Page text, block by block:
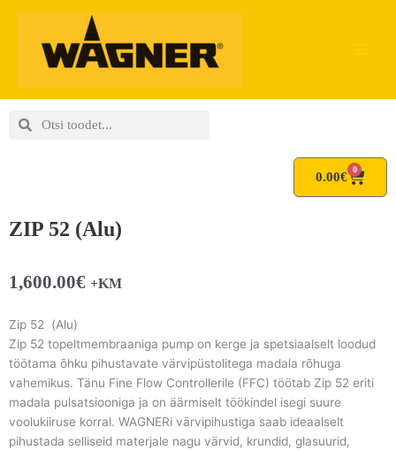
content
SearchSearch
0.00€
0
Cart
ZIP 52 (Alu)
1,600.00€ +KM
Zip 52 (Alu)
Zip 52 topeltmembraaniga pump on kerge ja spetsiaalselt loodud
töötama õhku pihustavate värvipüstolitega madala rõhuga
vahemikus. Tänu Fine Flow Controllerile (FFC) töötab Zip 52 eriti
madala pulsatsiooniga ja on äärmiselt töökindel isegi suure
voolukiiruse korral. WAGNERi värvipihustiga saab ideaalselt
pihustada selliseid materjale nagu värvid, krundid, glasuurid,